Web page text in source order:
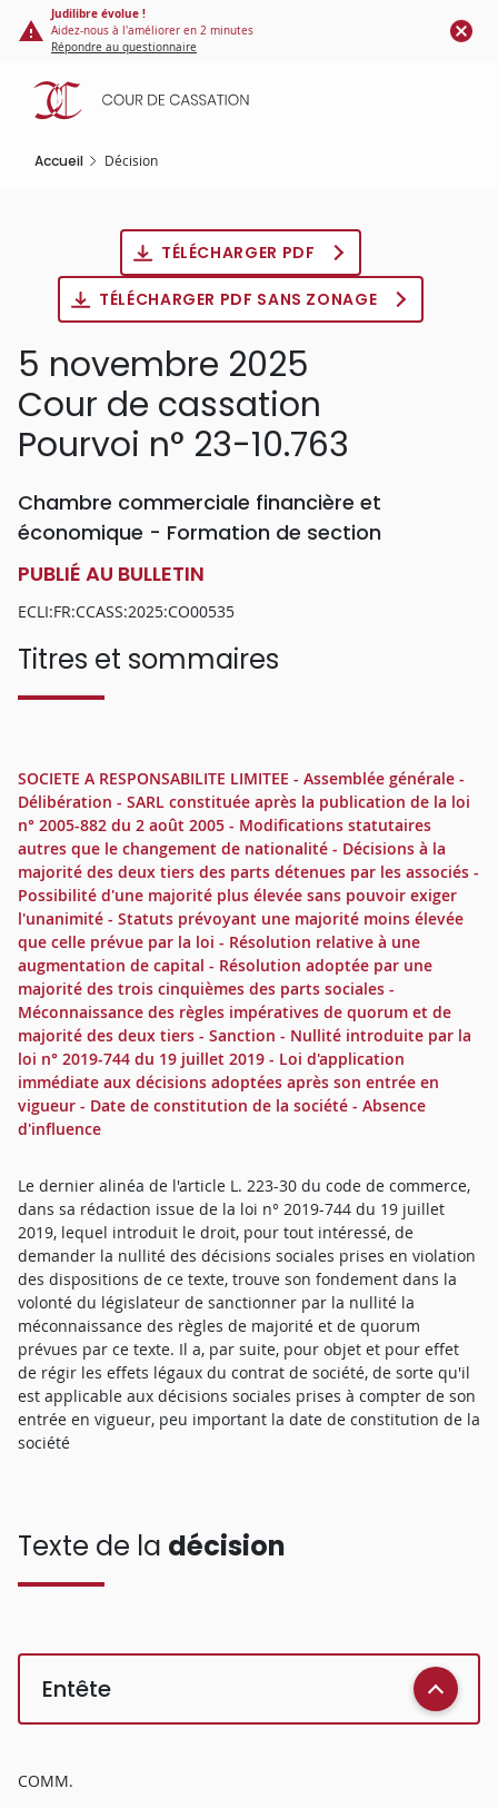
Panneau de gestion des cookies
contenu
principal
Judilibre évolue !
Aidez-nous à l'améliorer en 2 minutes
Répondre au questionnaire
Accueil Décision
TÉLÉCHARGER PDF
TÉLÉCHARGER PDF SANS ZONAGE
5 novembre 2025
Cour de cassation
Pourvoi n° 23-10.763
Chambre commerciale financière et
économique - Formation de section
PUBLIÉ AU BULLETIN
ECLI:FR:CCASS:2025:CO00535
Titres et sommaires
SOCIETE A RESPONSABILITE LIMITEE - Assemblée générale -
Délibération - SARL constituée après la publication de la loi
n° 2005-882 du 2 août 2005 - Modifications statutaires
autres que le changement de nationalité - Décisions à la
majorité des deux tiers des parts détenues par les associés -
Possibilité d'une majorité plus élevée sans pouvoir exiger
l'unanimité - Statuts prévoyant une majorité moins élevée
que celle prévue par la loi - Résolution relative à une
augmentation de capital - Résolution adoptée par une
majorité des trois cinquièmes des parts sociales -
Méconnaissance des règles impératives de quorum et de
majorité des deux tiers - Sanction - Nullité introduite par la
loi n° 2019-744 du 19 juillet 2019 - Loi d'application
immédiate aux décisions adoptées après son entrée en
vigueur - Date de constitution de la société - Absence
d'influence
Le dernier alinéa de l'article L. 223-30 du code de commerce,
dans sa rédaction issue de la loi n° 2019-744 du 19 juillet
2019, lequel introduit le droit, pour tout intéressé, de
demander la nullité des décisions sociales prises en violation
des dispositions de ce texte, trouve son fondement dans la
volonté du législateur de sanctionner par la nullité la
méconnaissance des règles de majorité et de quorum
prévues par ce texte. Il a, par suite, pour objet et pour effet
de régir les effets légaux du contrat de société, de sorte qu'il
est applicable aux décisions sociales prises à compter de son
entrée en vigueur, peu important la date de constitution de la
société
Texte de la décision
Entête
COMM.